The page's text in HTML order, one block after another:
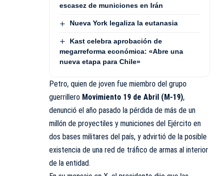
escasez de municiones en Irán
Nueva York legaliza la eutanasia
Kast celebra aprobación de
megarreforma económica: «Abre una
nueva etapa para Chile»
Petro, quien de joven fue miembro del grupo
guerrillero Movimiento 19 de Abril (M-19),
denunció el año pasado la pérdida de más de un
millón de proyectiles y municiones del Ejército en
dos bases militares del país, y advirtió de la posible
existencia de una red de tráfico de armas al interior
de la entidad.